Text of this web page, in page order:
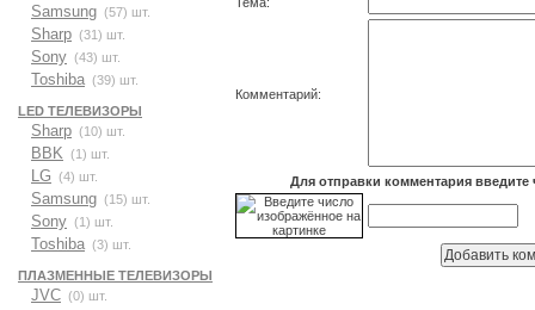
Samsung (57) шт.
Sharp (31) шт.
Sony (43) шт.
Toshiba (39) шт.
LED ТЕЛЕВИЗОРЫ
Sharp (10) шт.
BBK (1) шт.
LG (4) шт.
Samsung (15) шт.
Sony (1) шт.
Toshiba (3) шт.
ПЛАЗМЕННЫЕ ТЕЛЕВИЗОРЫ
JVC (0) шт.
Комментарий:
Для отправки комментария введите